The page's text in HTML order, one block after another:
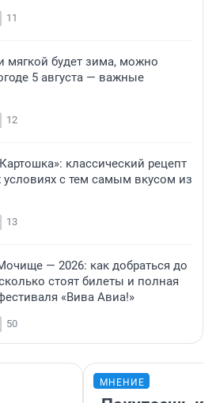
11
мягкой будет зима, можно
5 августа — важные
12
классический рецепт
с тем самым вкусом из
13
— 2026: как добраться до
стоят билеты и полная
«Вива Авиа!»
50
МНЕНИЕ